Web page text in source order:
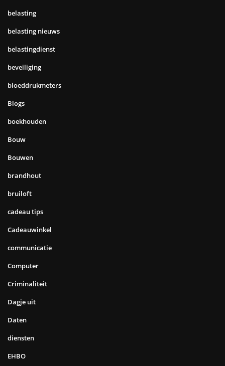
belasting
belasting nieuws
belastingdienst
beveiliging
bloeddrukmeters
Blogs
boekhouden
Bouw
Bouwen
brandhout
bruiloft
cadeau tips
Cadeauwinkel
communicatie
Computer
Criminaliteit
Dagje uit
Daten
diensten
EHBO